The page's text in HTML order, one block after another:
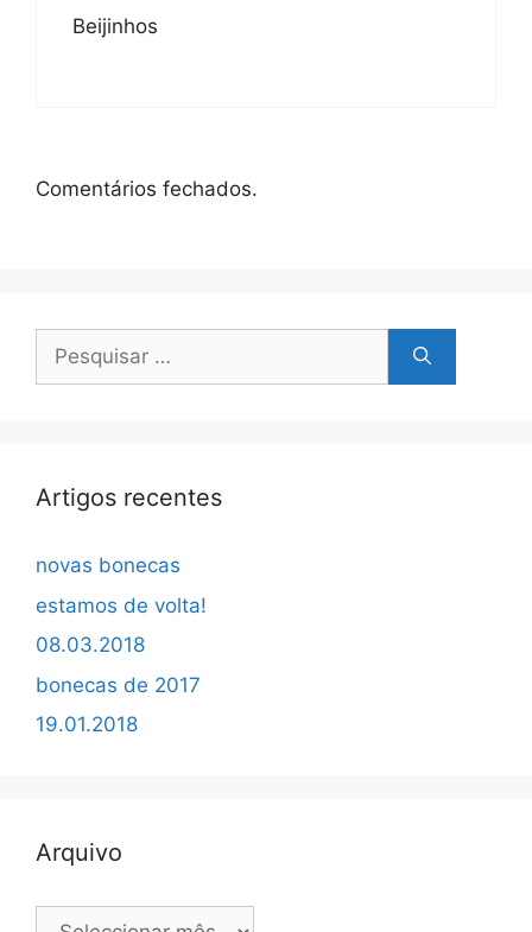
Beijinhos
Comentários fechados.
Pesquisar
Artigos recentes
novas bonecas
estamos de volta!
08.03.2018
bonecas de 2017
19.01.2018
Arquivo
Arquivo